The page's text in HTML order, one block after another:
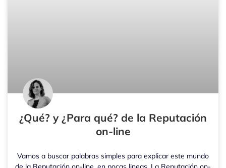
¿Qué? y ¿Para qué? de la Reputación
on-line
Vamos a buscar palabras simples para explicar este mundo